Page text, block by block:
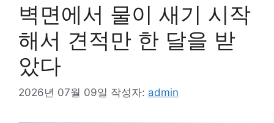
벽면에서 물이 새기 시작
해서 견적만 한 달을 받
았다
2026년 07월 09일 작성자: admin